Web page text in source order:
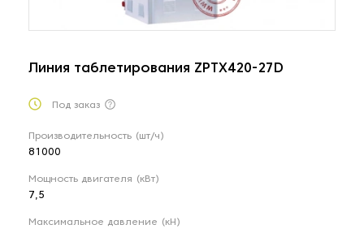
Линия таблетирования ZPTX420-27D
Под заказ
Производительность (шт/ч)
81000
Мощность двигателя (кВт)
7,5
Максимальное давление (кН)